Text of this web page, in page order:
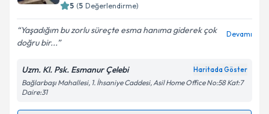
Kişisel verilerimin işlenmesine ilişkin
Aydınlatma
Metni'ni okudum ve kişisel verilerimin belirtilen
5 (5 Değerlendirme)
Yaşadığım bu zorlu süreçte esma hanıma giderek çok
doğru bir...
Devamı
Uzm. Kl. Psk. Esmanur Çelebi Haritada Göster
Bağlarbaşı Mahallesi, 1. İhsaniye Caddesi, Asil Home Office No:58 Kat:7
Daire:31